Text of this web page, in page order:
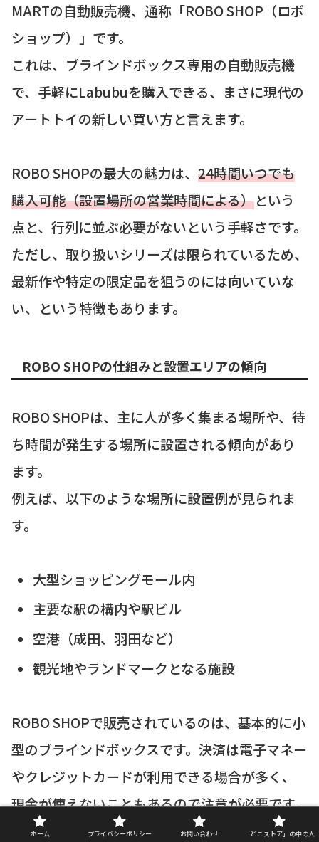
MARTの自動販売機、通称「ROBO SHOP（ロボ
ショップ）」です。
これは、ブラインドボックス専用の自動販売機
で、手軽にLabubuを購入できる、まさに現代の
アートトイの新しい買い方と言えます。
ROBO SHOPの最大の魅力は、 24時間いつでも
購入可能（設置場所の営業時間による）という
点と、行列に並ぶ必要がないという手軽さです。
ただし、取り扱いシリーズは限られているため、
最新作や特定の限定品を狙うのには向いていな
い、という特徴もあります。
ROBO SHOPの仕組みと設置エリアの傾向
ROBO SHOPは、主に人が多く集まる場所や、待
ち時間が発生する場所に設置される傾向があり
ます。
例えば、以下のような場所に設置例が見られま
す。
大型ショッピングモール内
主要な駅の構内や駅ビル
空港（成田、羽田など）
観光地やランドマークとなる施設
ROBO SHOPで販売されているのは、基本的に小
型のブラインドボックスです。決済は電子マネー
やクレジットカードが利用できる場合が多く、
現金が使えないこともあるので注意が必要です。
ホーム プライバシーポリシー お問い合わせ 「どこストア」の中の人